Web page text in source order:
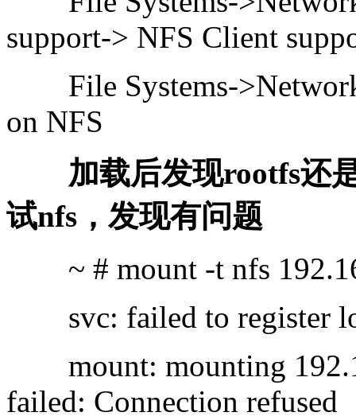
support-> NFS Client
File Systems->Network
on NFS
加载后发现rootfs还
试nfs，发现有问题
~ # mount -t nfs
svc: failed to register
mount: mounting
failed: Connection refused